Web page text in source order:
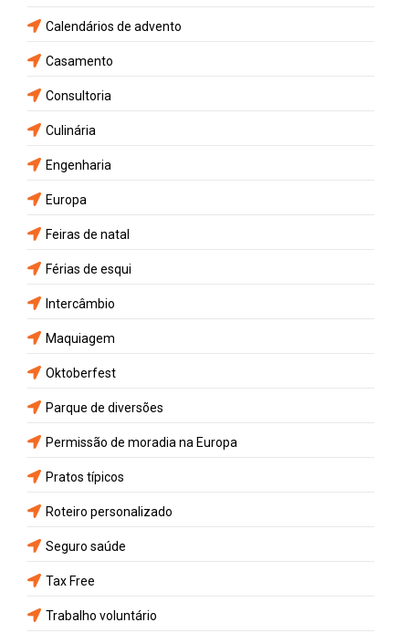
Calendários de advento
Casamento
Consultoria
Culinária
Engenharia
Europa
Feiras de natal
Férias de esqui
Intercâmbio
Maquiagem
Oktoberfest
Parque de diversões
Permissão de moradia na Europa
Pratos típicos
Roteiro personalizado
Seguro saúde
Tax Free
Trabalho voluntário